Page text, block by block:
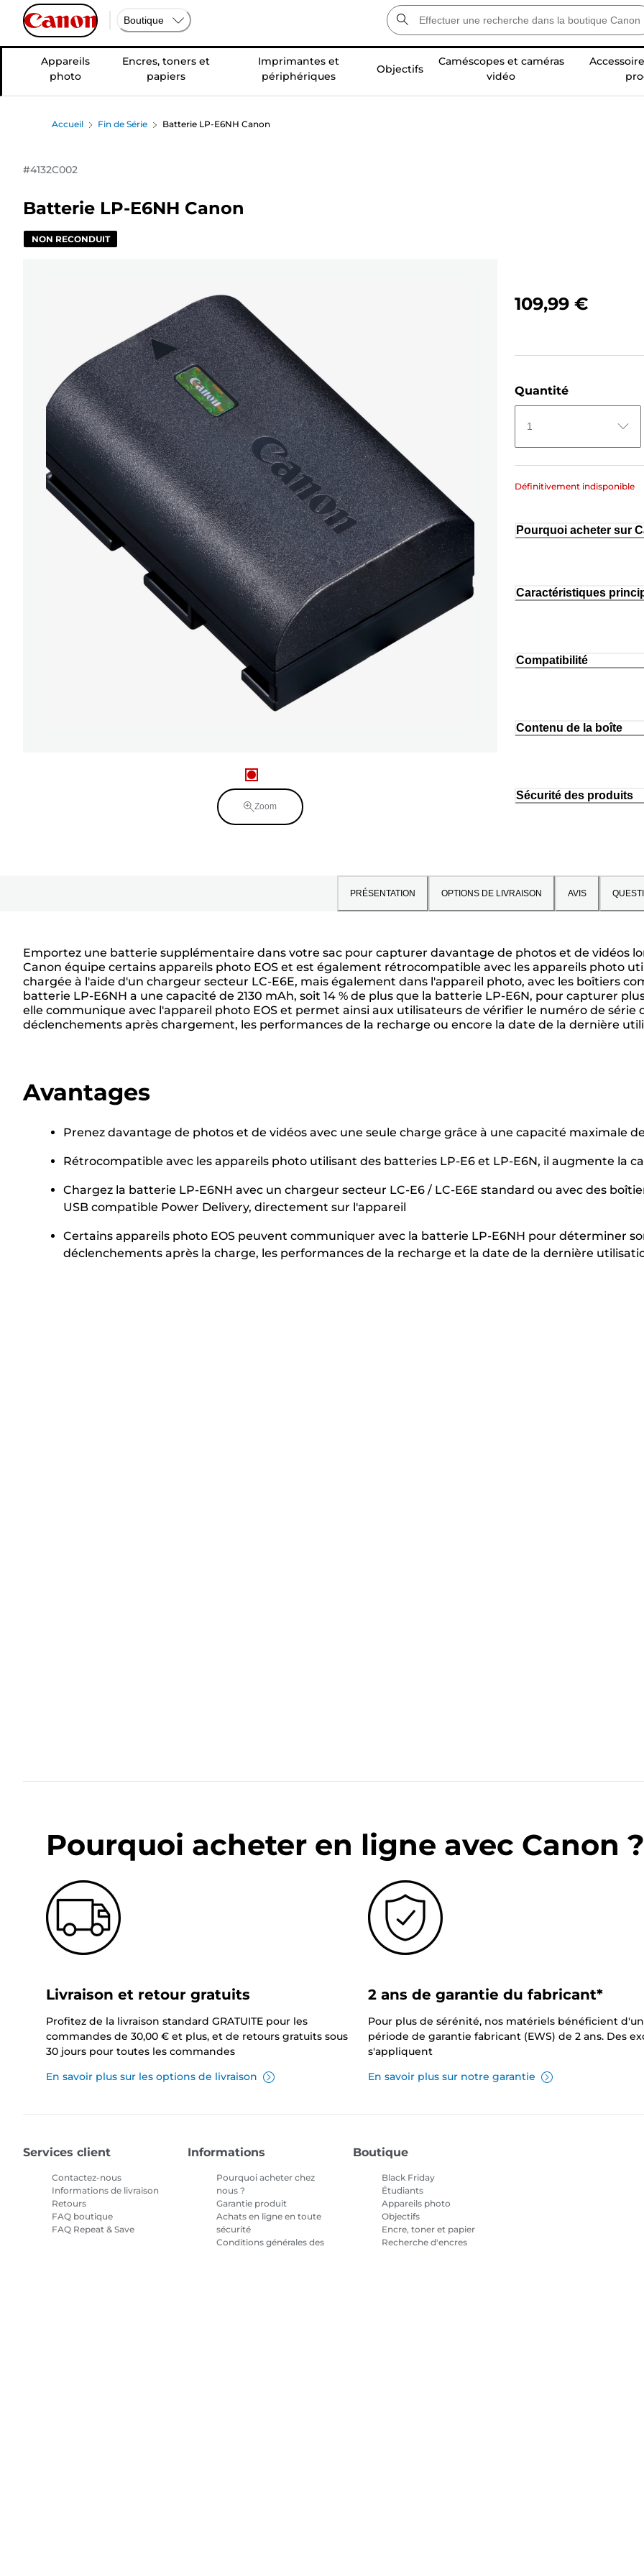
Boutique
Appareils
photo
Encres, toners et
papiers
Imprimantes et
périphériques
Objectifs
Caméscopes et caméras
vidéo
Accueil Fin de Série Batterie LP-E6NH Canon
#4132C002
Batterie LP-E6NH Canon
NON RECONDUIT
Zoom
109,99 €
Quantité
1
Définitivement indisponible
Pourquoi acheter sur
Caractéristiques
Compatibilité
Contenu de la boîte
Sécurité des produits
PRÉSENTATION OPTIONS DE LIVRAISON AVIS
Emportez une batterie supplémentaire dans votre sac pour capturer davantage de photos et de vidéos
Canon équipe certains appareils photo EOS et est également rétrocompatible avec les appareils photo
chargée à l'aide d'un chargeur secteur LC-E6E, mais également dans l'appareil photo, avec les boîtiers
batterie LP-E6NH a une capacité de 2130 mAh, soit 14 % de plus que la batterie LP-E6N, pour capturer
elle communique avec l'appareil photo EOS et permet ainsi aux utilisateurs de vérifier le numéro de
déclenchements après chargement, les performances de la recharge ou encore la date de la dernière
Avantages
Prenez davantage de photos et de vidéos avec une seule charge grâce à une capacité maximale
Rétrocompatible avec les appareils photo utilisant des batteries LP-E6 et LP-E6N, il augmente la
Chargez la batterie LP-E6NH avec un chargeur secteur LC-E6 / LC-E6E standard ou avec des
USB compatible Power Delivery, directement sur l'appareil
Certains appareils photo EOS peuvent communiquer avec la batterie LP-E6NH pour déterminer
déclenchements après la charge, les performances de la recharge et la date de la dernière
Pourquoi acheter en ligne avec Canon ?
Livraison et retour gratuits
Profitez de la livraison standard GRATUITE pour les
commandes de 30,00 € et plus, et de retours gratuits sous
30 jours pour toutes les commandes
En savoir plus sur les options de livraison
2 ans de garantie du fabricant*
Pour plus de sérénité, nos matériels bénéficient
période de garantie fabricant (EWS) de 2 ans. Des
s'appliquent
En savoir plus sur notre garantie
Services client
Contactez-nous
Informations de livraison
Retours
FAQ boutique
FAQ Repeat & Save
Informations
Pourquoi acheter chez
nous ?
Garantie produit
Achats en ligne en toute
sécurité
Conditions générales des
Boutique
Black Friday
Étudiants
Appareils photo
Objectifs
Encre, toner et papier
Recherche d'encres